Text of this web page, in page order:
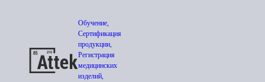
Обучение,
Сертификация
продукции,
Регистрация
медицинских
изделий,